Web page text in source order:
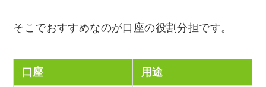
そこでおすすめなのが口座の役割分担です。
口座 用途